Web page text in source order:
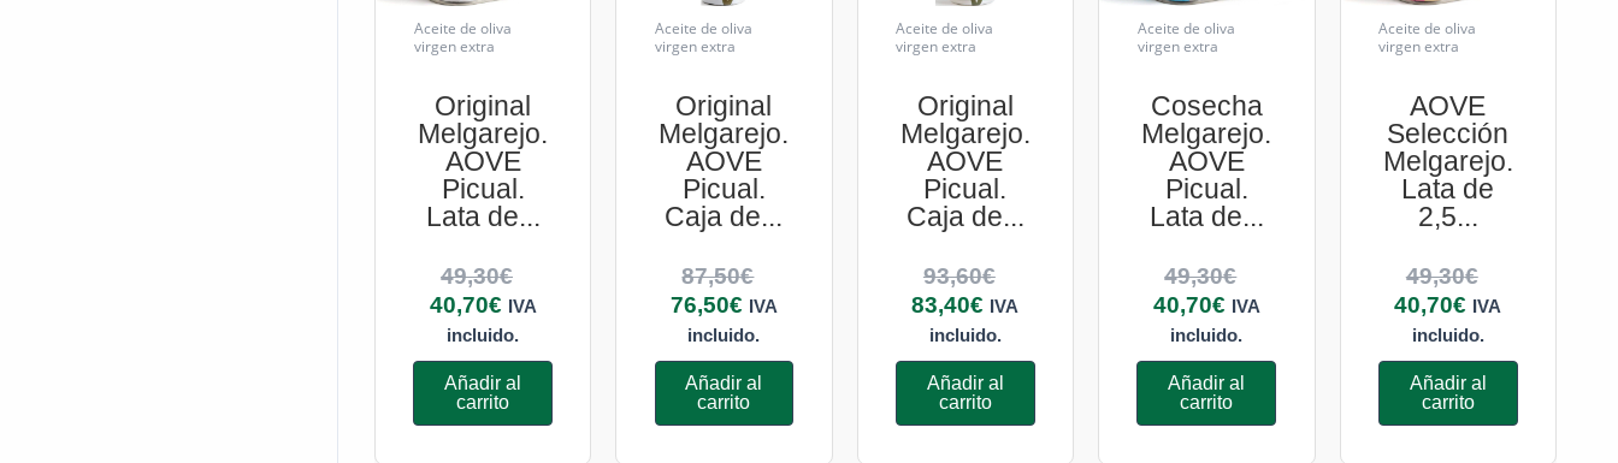
Aceite de oliva
virgen extra
Original
Melgarejo.
AOVE
Picual.
Lata de...
49,30€
40,70€ IVA
incluido.
Añadir al
carrito
Aceite de oliva
virgen extra
Original
Melgarejo.
AOVE
Picual.
Caja de...
87,50€
76,50€ IVA
incluido.
Añadir al
carrito
Aceite de oliva
virgen extra
Original
Melgarejo.
AOVE
Picual.
Caja de...
93,60€
83,40€ IVA
incluido.
Añadir al
carrito
Aceite de oliva
virgen extra
Cosecha
Melgarejo.
AOVE
Picual.
Lata de...
49,30€
40,70€ IVA
incluido.
Añadir al
carrito
Aceite de oliva
virgen extra
AOVE
Selección
Melgarejo.
Lata de
2,5...
49,30€
40,70€ IVA
incluido.
Añadir al
carrito